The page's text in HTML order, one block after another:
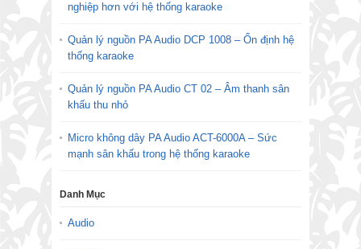
nghiệp hơn với hệ thống karaoke
Quản lý nguồn PA Audio DCP 1008 – Ổn định hệ
thống karaoke
Quản lý nguồn PA Audio CT 02 – Âm thanh sân
khấu thu nhỏ
Micro không dây PA Audio ACT-6000A – Sức
mạnh sân khấu trong hệ thống karaoke
Danh Mục
Audio